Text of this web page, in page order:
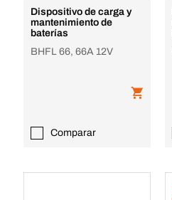
Dispositivo de carga y
mantenimiento de
baterías
BHFL 66, 66A 12V
Comparar